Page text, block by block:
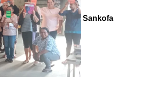
Sankofa